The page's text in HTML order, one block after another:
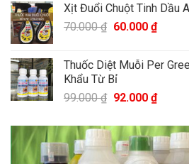
Xịt Đuổi Chuột Tinh Dầu
70.000₫ 60.000 ₫
Thuốc Diệt Muỗi Per
Khẩu Từ Bỉ
99.000₫ 92.000 ₫